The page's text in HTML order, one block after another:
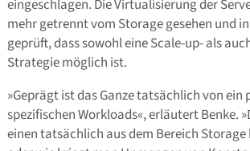
eingeschlagen. Die Virtualisierung der
mehr getrennt vom Storage gesehen und
geprüft, dass sowohl eine Scale-up- als
Strategie möglich ist.
»Geprägt ist das Ganze tatsächlich von ein
spezifischen Workloads«, erläutert Benke.
einen tatsächlich aus dem Bereich Storage